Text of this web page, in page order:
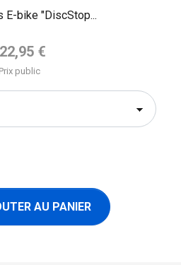
E-bike "DiscStop...
Prix de base
22,95 €
Prix public
AU PANIER